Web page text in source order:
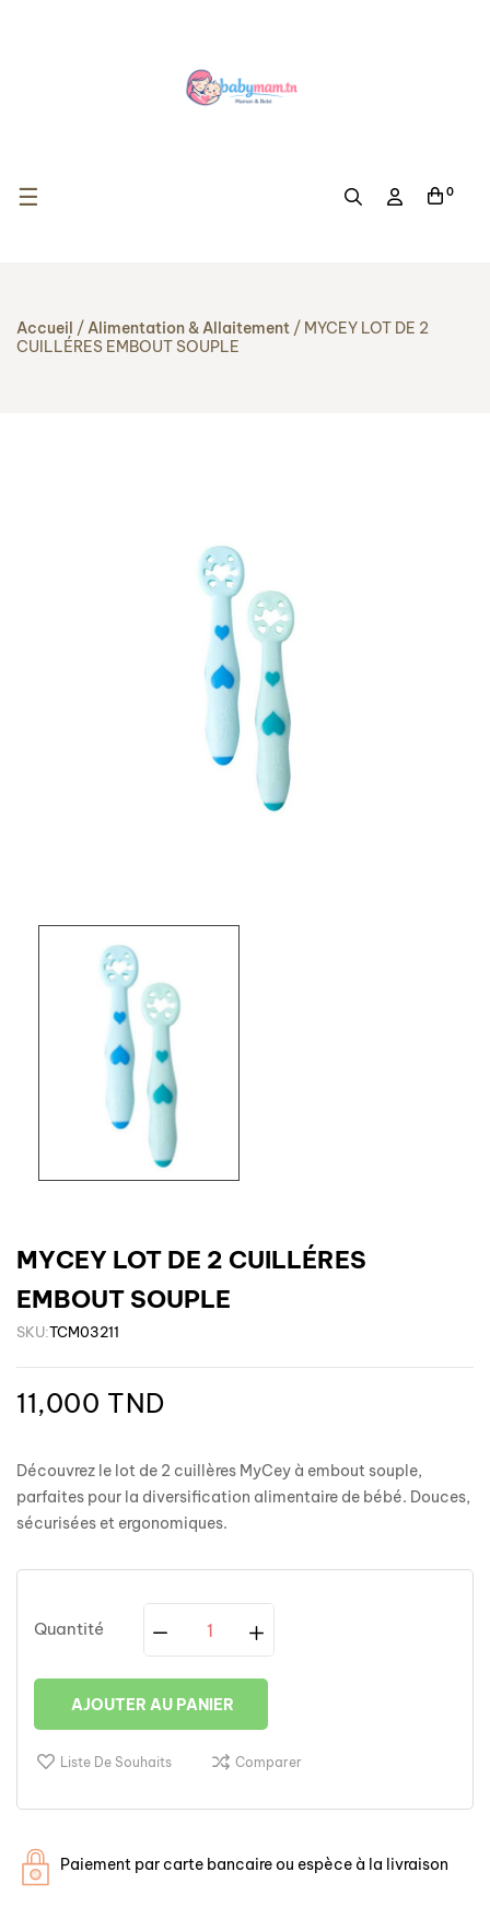
Basculer la navigation
☰ 0
Accueil Alimentation & Allaitement
MYCEY LOT DE 2
CUILLÉRES EMBOUT SOUPLE
MYCEY LOT DE 2 CUILLÉRES
EMBOUT SOUPLE
SKU:TCM03211
11,000 TND
Découvrez le lot de 2 cuillères MyCey à embout souple,
parfaites pour la diversification alimentaire de bébé. Douces,
sécurisées et ergonomiques.
Quantité
AJOUTER AU PANIER
Liste De Souhaits Comparer
Paiement par carte bancaire ou espèce à la livraison